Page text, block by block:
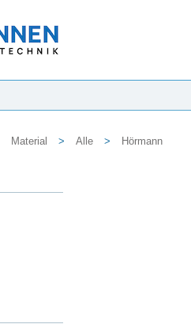
Material > Alle > Hörmann